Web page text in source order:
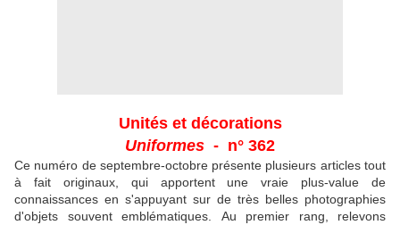
Unités et décorations
Uniformes - n° 362
Ce numéro de septembre-octobre présente plusieurs articles tout
à fait originaux, qui apportent une vraie plus-value de
connaissances en s'appuyant sur de très belles photographies
d'objets souvent emblématiques. Au premier rang, relevons